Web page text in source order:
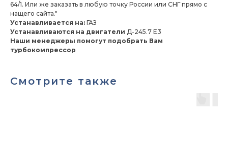
64/1. Или же заказать в любую точку России или СНГ прямо с
нащего сайта."
Устанавливается на: ГАЗ
Устанавливаются на двигатели Д-245.7 Е3
Наши менеджеры помогут подобрать Вам
турбокомпрессор
Смотрите также